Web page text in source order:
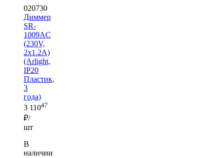
020730
Диммер
SR-
1009AC
(230V,
2x1.2A)
(Arlight,
IP20
Пластик,
3
года)
3 11047
₽/
шт
В
наличии